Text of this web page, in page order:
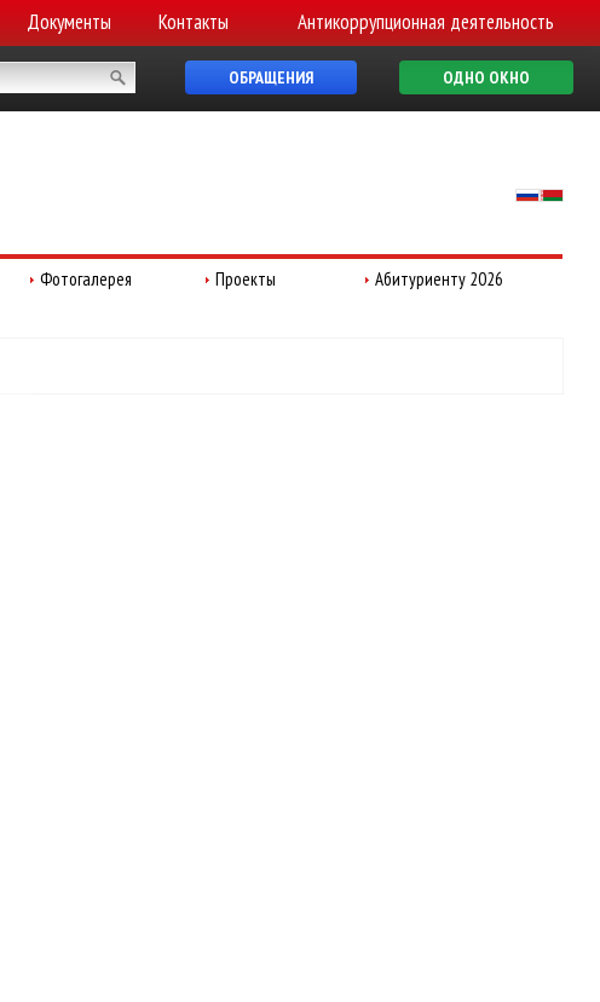
Документы Контакты Антикоррупционная деятельность
ОБРАЩЕНИЯ ОДНО ОКНО
Фотогалерея Проекты Абитуриенту 2026